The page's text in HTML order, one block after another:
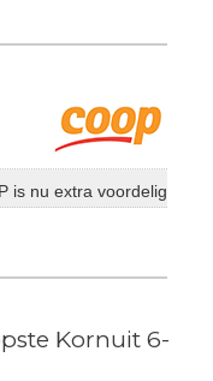
is nu extra voordelig
Kornuit 6-